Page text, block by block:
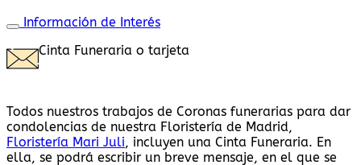
Información de Interés
Cinta Funeraria o tarjeta
Todos nuestros trabajos de Coronas funerarias para dar
condolencias de nuestra Floristería de Madrid,
Floristería Mari Juli, incluyen una Cinta Funeraria. En
ella, se podrá escribir un breve mensaje, en el que se